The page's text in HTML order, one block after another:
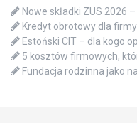
Nowe składki ZUS 2026
Kredyt obrotowy dla
Estoński CIT – dla kogo
5 kosztów firmowych,
Fundacja rodzinna jako